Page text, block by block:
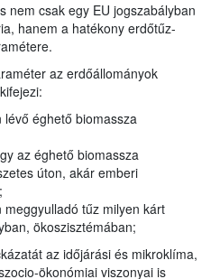
nem csak egy EU jogszabályban
hanem a hatékony erdőtűz-
az erdőállományok
éghető biomassza
az éghető biomassza
úton, akár emberi
tűz milyen kárt
ökoszisztémában;
az időjárási és mikroklíma,
ökonómiai viszonyai is